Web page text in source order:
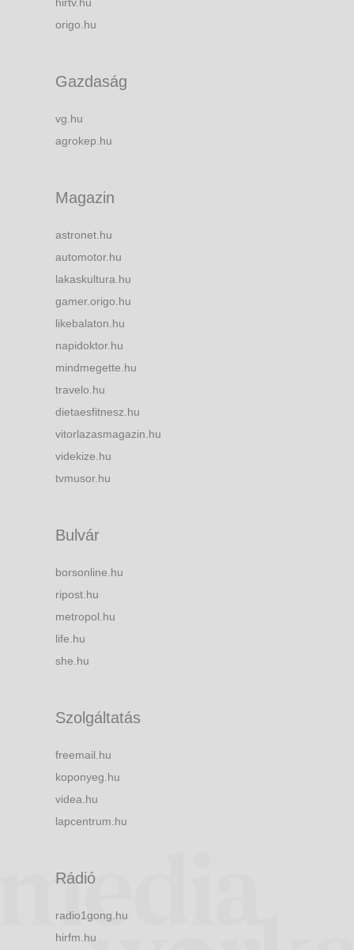
origo.hu
Gazdaság
vg.hu
agrokep.hu
Magazin
astronet.hu
automotor.hu
lakaskultura.hu
gamer.origo.hu
likebalaton.hu
napidoktor.hu
mindmegette.hu
travelo.hu
dietaesfitnesz.hu
vitorlazasmagazin.hu
videkize.hu
tvmusor.hu
Bulvár
borsonline.hu
ripost.hu
metropol.hu
life.hu
she.hu
Szolgáltatás
freemail.hu
koponyeg.hu
videa.hu
lapcentrum.hu
Rádió
radio1gong.hu
hirfm.hu